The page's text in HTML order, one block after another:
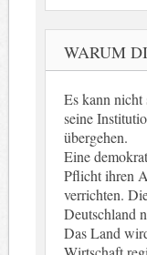
WARUM
Es kann nicht
seine
übergehen.
Eine
Pflicht ihren
verrichten.
Deutschland
Das Land